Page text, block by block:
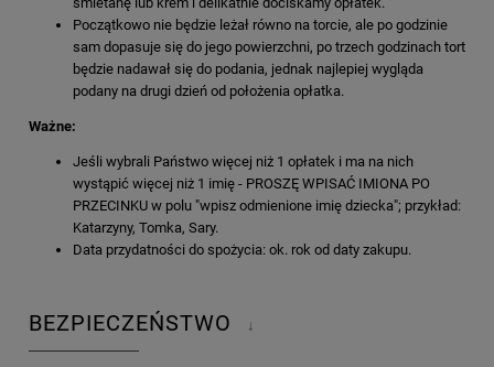
Początkowo nie będzie leżał równo na torcie, ale po godzinie
sam dopasuje się do jego powierzchni, po trzech godzinach tort
będzie nadawał się do podania, jednak najlepiej wygląda
podany na drugi dzień od położenia opłatka.
Ważne:
Jeśli wybrali Państwo więcej niż 1 opłatek i ma na nich
wystąpić więcej niż 1 imię - PROSZĘ WPISAĆ IMIONA PO
PRZECINKU w polu "wpisz odmienione imię dziecka"; przykład:
Katarzyny, Tomka, Sary.
Data przydatności do spożycia: ok. rok od daty zakupu.
BEZPIECZEŃSTWO ↓